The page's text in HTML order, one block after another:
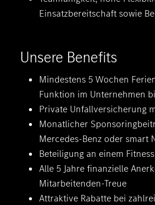
Einsatzbereitschaft sowie
Unsere Benefits
Mindestens 5 Wochen
Funktion im Unternehmen
Private Unfallversicherung
Monatlicher
Mercedes-Benz oder smart
Beteiligung an einem
Alle 5 Jahre finanzielle
Mitarbeitenden-Treue
Attraktive Rabatte bei